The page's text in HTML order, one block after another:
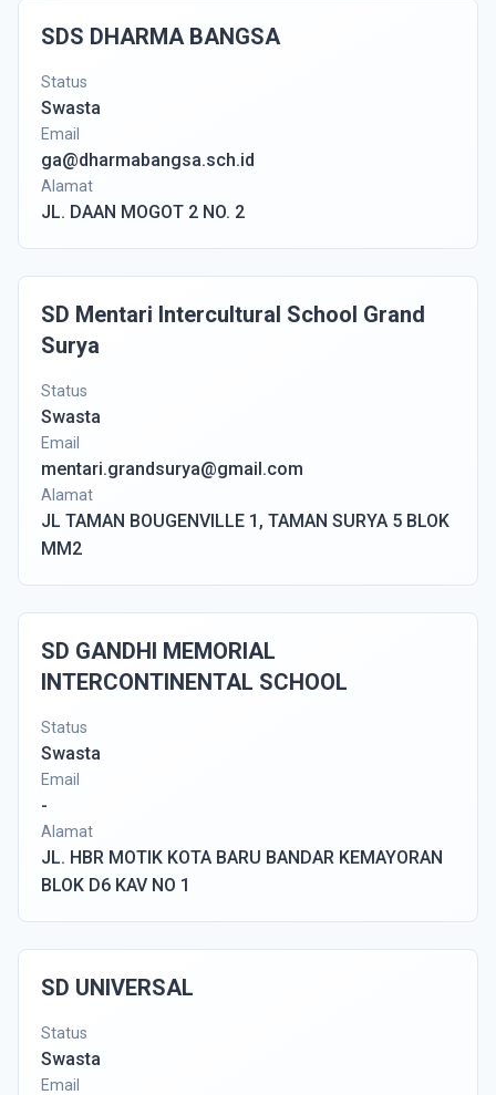
SDS DHARMA BANGSA
Status
Swasta
Email
ga@dharmabangsa.sch.id
Alamat
JL. DAAN MOGOT 2 NO. 2
SD Mentari Intercultural School Grand
Surya
Status
Swasta
Email
mentari.grandsurya@gmail.com
Alamat
JL TAMAN BOUGENVILLE 1, TAMAN SURYA 5 BLOK
MM2
SD GANDHI MEMORIAL
INTERCONTINENTAL SCHOOL
Status
Swasta
Email
-
Alamat
JL. HBR MOTIK KOTA BARU BANDAR KEMAYORAN
BLOK D6 KAV NO 1
SD UNIVERSAL
Status
Swasta
Email